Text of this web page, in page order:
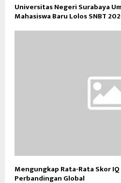
Universitas Negeri Surabaya
Mahasiswa Baru Lolos SNBT
Mengungkap Rata-Rata Skor
Perbandingan Global